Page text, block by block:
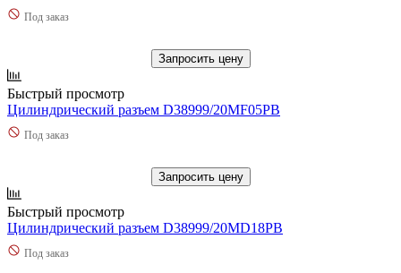
Под заказ
Запросить цену
Быстрый просмотр
Цилиндрический разъем D38999/20MF05PB
Под заказ
Запросить цену
Быстрый просмотр
Цилиндрический разъем D38999/20MD18PB
Под заказ